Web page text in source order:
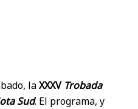
laXXXV Trobada
Sud. El programa, y